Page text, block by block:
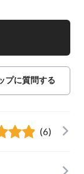
プに質問する
(6)